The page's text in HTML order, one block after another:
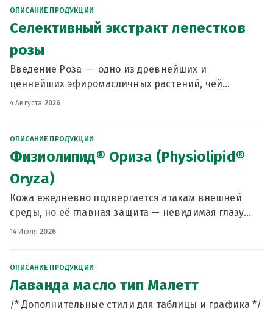
ОПИСАНИЕ ПРОДУКЦИИ
Селективный экстракт лепестков
розы
Введение Роза — одно из древнейших и
ценнейших эфиромасличных растений, чей
сложный аромат и ухаживающие свойства высоко
4 Августа 2026
ОПИСАНИЕ ПРОДУКЦИИ
Физиолипид® Ориза (Physiolipid®
Oryza)
Кожа ежедневно подвергается атакам внешней
среды, но её главная защита — невидимая глазу
гидролипидная мантия. Жирнокислотный состав
14 Июля2026
ОПИСАНИЕ ПРОДУКЦИИ
Лаванда масло тип Малетт
/* Дополнительные стили для таблицы и графика */